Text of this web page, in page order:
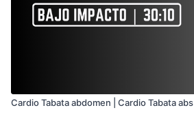
Cardio Tabata abdomen | Cardio Tabata abs